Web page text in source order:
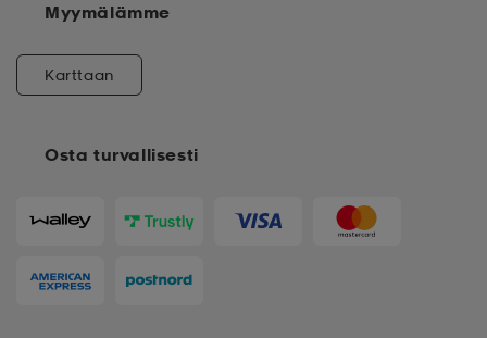
Osta turvallisesti
Myymälämme
Karttaan